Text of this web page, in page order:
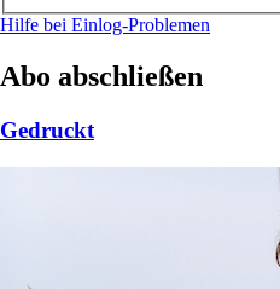
Hilfe bei Einlog-Problemen
Abo abschließen
Gedruckt